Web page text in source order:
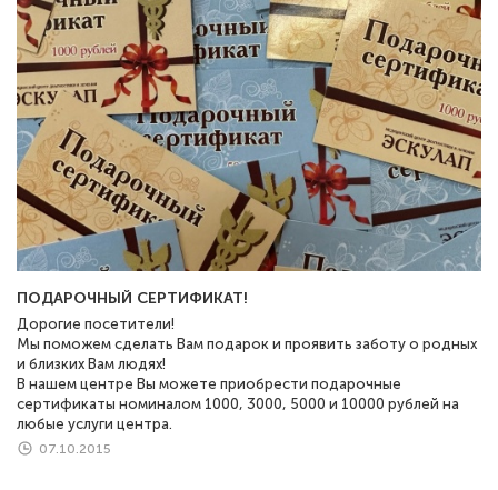
ПОДАРОЧНЫЙ СЕРТИФИКАТ!
Дорогие посетители!
Мы поможем сделать Вам подарок и проявить заботу о родных
и близких Вам людях!
В нашем центре Вы можете приобрести подарочные
сертификаты номиналом 1000, 3000, 5000 и 10000 рублей на
любые услуги центра.
07.10.2015